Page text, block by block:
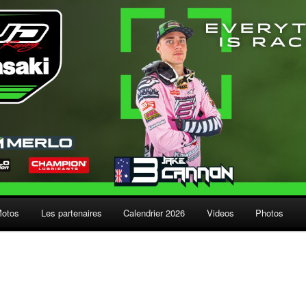
Les partenaires Calendrier 2026 Videos Photos